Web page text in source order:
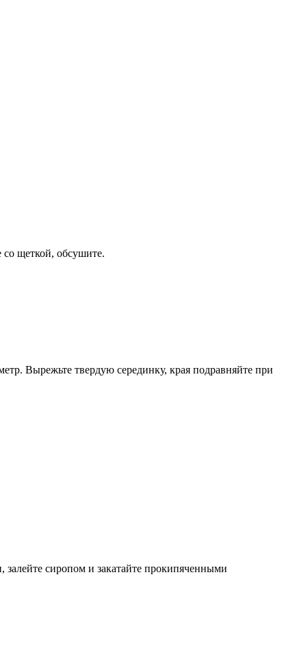
со щеткой, обсушите.
Вырежьте твердую серединку, края подравняйте при
сиропом и закатайте прокипяченными